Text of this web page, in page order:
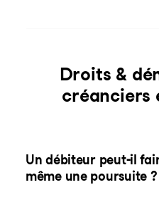
Droits &
créanciers
Un débiteur peut-il
même une poursuite ?